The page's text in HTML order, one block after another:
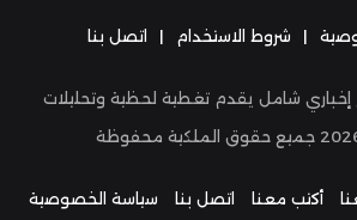
| شروط الاستخدام | اتصل بنا
إخباري شامل يقدم تغطية لحظية وتحليلات
جميع حقوق الملكية محفوظة
أكتب معنا اتصل بنا سياسة الخصوصية